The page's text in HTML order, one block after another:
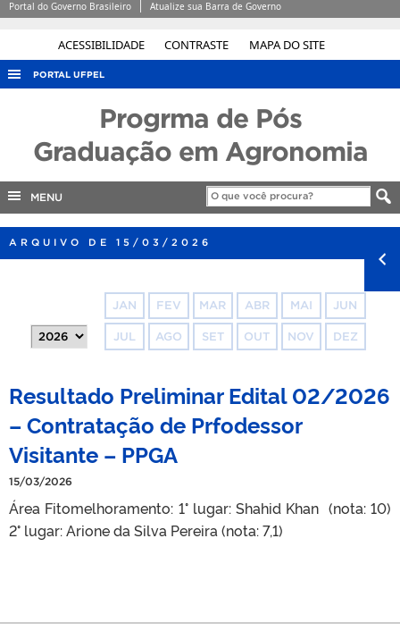
ACESSIBILIDADE CONTRASTE MAPA DO SITE
Portal do Governo Brasileiro Atualize sua Barra de Governo
PORTAL UFPEL
CONCURSOS
EDITAIS
TELEFONES
Progrma de Pós
Graduação em Agronomia
MENU
ARQUIVO DE 15/03/2026
JAN FEV MAR ABR MAI JUN
JUL AGO SET OUT NOV DEZ
Resultado Preliminar Edital 02/2026
– Contratação de Prfodessor
Visitante – PPGA
15/03/2026
Área Fitomelhoramento: 1° lugar: Shahid Khan (nota: 10)
2° lugar: Arione da Silva Pereira (nota: 7,1)